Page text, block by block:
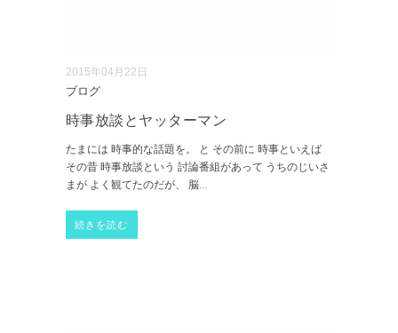
2015年04月22日
ブログ
時事放談とヤッターマン
たまには 時事的な話題を。 と その前に 時事といえば
その昔 時事放談という 討論番組があって うちのじいさ
まが よく観てたのだが、 脳...
続きを読む